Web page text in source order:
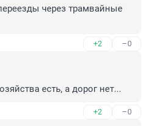
через трамвайные
+2 –0
есть, а дорог нет...
+2 –0